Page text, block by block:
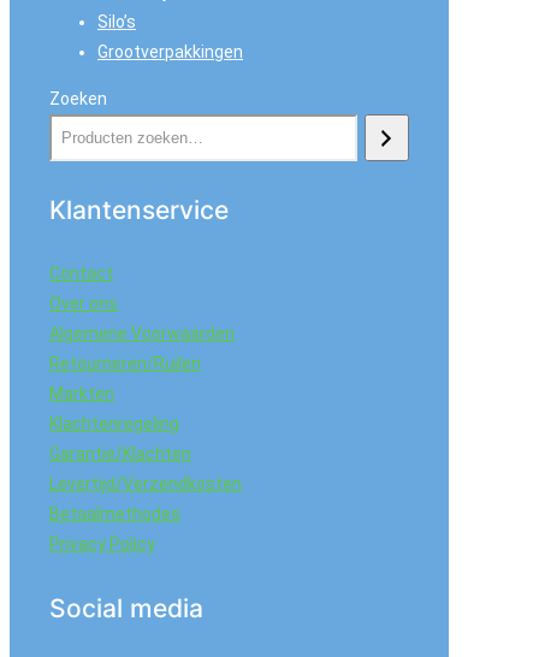
Silo’s
Grootverpakkingen
Zoeken
Klantenservice
Contact
Over ons
Algemene Voorwaarden
Retourneren/Ruilen
Markten
Klachtenregeling
Garantie/Klachten
Levertijd/Verzendkosten
Betaalmethodes
Privacy Policy
Social media